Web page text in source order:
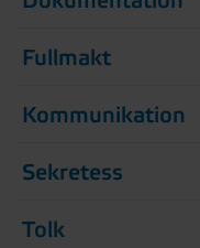
Fullmakt
Kommunikation
Sekretess
Tolk